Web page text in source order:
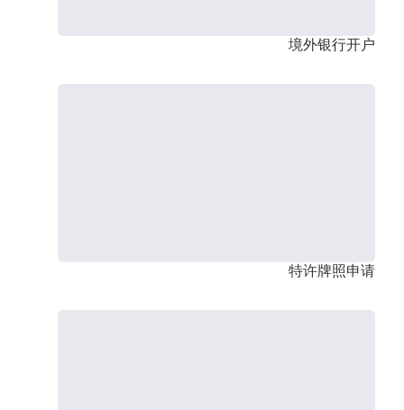
境外银行开户
特许牌照申请